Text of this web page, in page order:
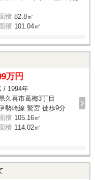
積 82.8㎡
積 101.04㎡
万円
/ 1994年
久喜市葛梅3丁目
勢崎線 鷲宮 徒歩9分
積 105.16㎡
積 114.02㎡